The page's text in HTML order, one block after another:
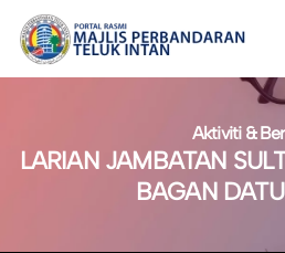
Aktiviti &
LARIAN JAMBATAN
BAGAN